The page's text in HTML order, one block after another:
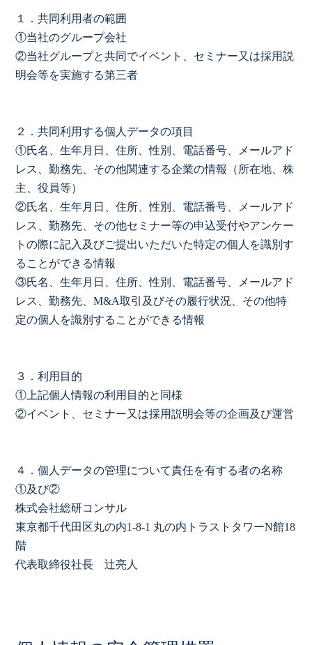
１．共同利用者の範囲
①当社のグループ会社
②当社グループと共同でイベント、セミナー又は採用説
明会等を実施する第三者
２．共同利用する個人データの項目
①氏名、生年月日、住所、性別、電話番号、メールアド
レス、勤務先、その他関連する企業の情報（所在地、株
主、役員等）
②氏名、生年月日、住所、性別、電話番号、メールアド
レス、勤務先、その他セミナー等の申込受付やアンケー
トの際に記入及びご提出いただいた特定の個人を識別す
ることができる情報
③氏名、生年月日、住所、性別、電話番号、メールアド
レス、勤務先、M&A取引及びその履行状況、その他特
定の個人を識別することができる情報
３．利用目的
①上記個人情報の利用目的と同様
②イベント、セミナー又は採用説明会等の企画及び運営
４．個人データの管理について責任を有する者の名称
①及び②
株式会社総研コンサル
東京都千代田区丸の内1-8-1 丸の内トラストタワーN館18
階
代表取締役社長 辻亮人